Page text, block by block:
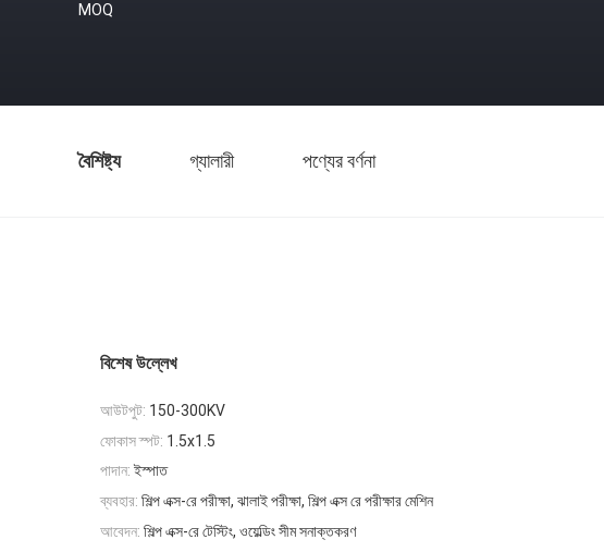
MOQ
বৈশিষ্ট্য গ্যালারী পণ্যের বর্ণনা
বিশেষ উল্লেখ
আউটপুট: 150-300KV
ফোকাস স্পট: 1.5x1.5
পাদান: ইস্পাত
ব্যবহার: শিল্প এক্স-রে পরীক্ষা, ঝালাই পরীক্ষা, শিল্প এক্স রে পরীক্ষার মেশিন
আবেদন: শিল্প এক্স-রে টেস্টিং, ওয়েল্ডিং সীম সনাক্তকরণ